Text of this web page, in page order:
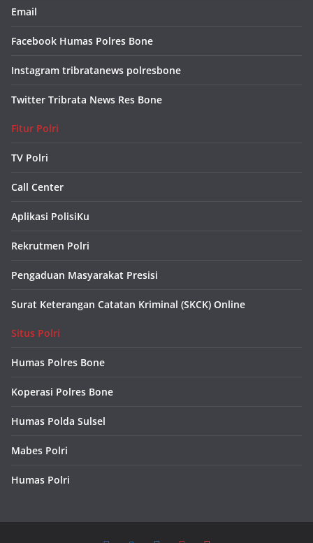
Email
Facebook Humas Polres Bone
Instagram tribratanews polresbone
Twitter Tribrata News Res Bone
Fitur Polri
TV Polri
Call Center
Aplikasi PolisiKu
Rekrutmen Polri
Pengaduan Masyarakat Presisi
Surat Keterangan Catatan Kriminal (SKCK) Online
Situs Polri
Humas Polres Bone
Koperasi Polres Bone
Humas Polda Sulsel
Mabes Polri
Humas Polri